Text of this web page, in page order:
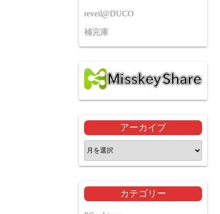
reveil@DUCO
補完庫
アーカイブ
ア
ー
イ
ブ
カテゴリー